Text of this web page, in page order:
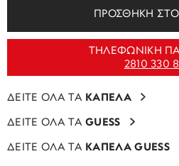
ΠΡΟΣΘΗΚΗ
ΤΗΛΕΦΩΝΙΚΗ
2810 330
ΔΕΙΤΕ ΟΛΑ ΤΑ ΚΑΠΕΛΑ
ΔΕΙΤΕ ΟΛΑ ΤΑGUESS
ΔΕΙΤΕ ΟΛΑ ΤΑ ΚΑΠΕΛΑ GUESS